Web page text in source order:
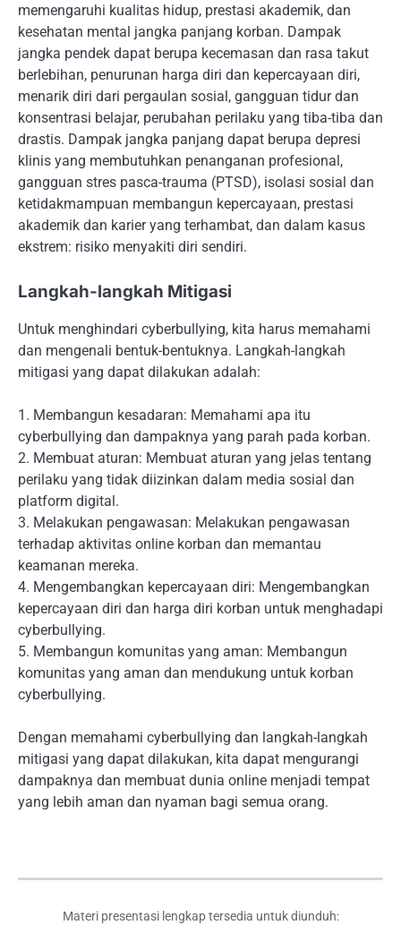
memengaruhi kualitas hidup, prestasi akademik, dan
kesehatan mental jangka panjang korban. Dampak
jangka pendek dapat berupa kecemasan dan rasa takut
berlebihan, penurunan harga diri dan kepercayaan diri,
menarik diri dari pergaulan sosial, gangguan tidur dan
konsentrasi belajar, perubahan perilaku yang tiba-tiba dan
drastis. Dampak jangka panjang dapat berupa depresi
klinis yang membutuhkan penanganan profesional,
gangguan stres pasca-trauma (PTSD), isolasi sosial dan
ketidakmampuan membangun kepercayaan, prestasi
akademik dan karier yang terhambat, dan dalam kasus
ekstrem: risiko menyakiti diri sendiri.
Langkah-langkah Mitigasi
Untuk menghindari cyberbullying, kita harus memahami
dan mengenali bentuk-bentuknya. Langkah-langkah
mitigasi yang dapat dilakukan adalah:
1. Membangun kesadaran: Memahami apa itu
cyberbullying dan dampaknya yang parah pada korban.
2. Membuat aturan: Membuat aturan yang jelas tentang
perilaku yang tidak diizinkan dalam media sosial dan
platform digital.
3. Melakukan pengawasan: Melakukan pengawasan
terhadap aktivitas online korban dan memantau
keamanan mereka.
4. Mengembangkan kepercayaan diri: Mengembangkan
kepercayaan diri dan harga diri korban untuk menghadapi
cyberbullying.
5. Membangun komunitas yang aman: Membangun
komunitas yang aman dan mendukung untuk korban
cyberbullying.
Dengan memahami cyberbullying dan langkah-langkah
mitigasi yang dapat dilakukan, kita dapat mengurangi
dampaknya dan membuat dunia online menjadi tempat
yang lebih aman dan nyaman bagi semua orang.
Materi presentasi lengkap tersedia untuk diunduh: